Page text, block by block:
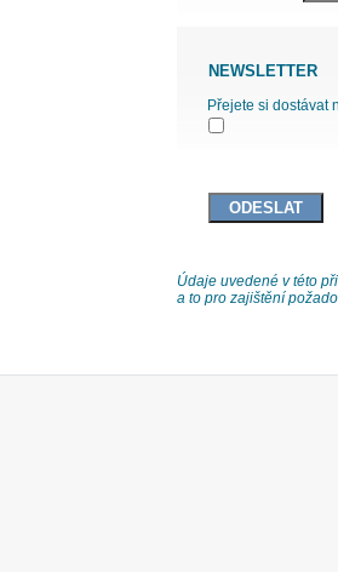
NEWSLETTER
Přejete si dostávat
Údaje uvedené v této
a to pro zajištění